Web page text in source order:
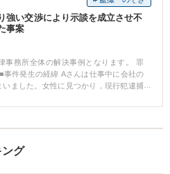
強い交渉により示談を成立させ不
事案
事務所全体の解決事例となります。 罪
件発生の経緯 Aさんは仕事中に会社の
ました。女性に見つかり，現行犯逮捕
ました。直ちに事実関係を確認し，接
渉に取り組みました。被害者の方は当
の謝罪の手紙などにより反省の意を伝
グ